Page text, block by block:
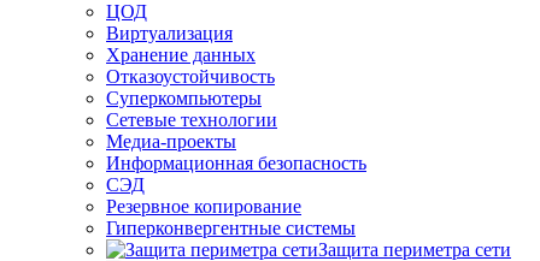
ЦОД
Виртуализация
Хранение данных
Отказоустойчивость
Суперкомпьютеры
Сетевые технологии
Медиа-проекты
Информационная безопасность
СЭД
Резервное копирование
Гиперконвергентные системы
Защита периметра сети